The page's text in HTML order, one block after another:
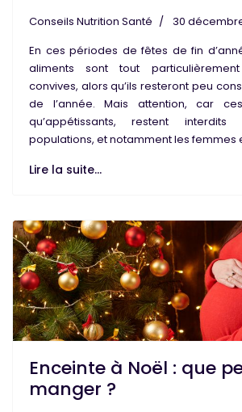
Conseils Nutrition Santé
30
En ces périodes de fêtes de fin
aliments sont tout
convives, alors qu’ils resteront peu
de l’année. Mais attention, car
qu’appétissants, restent
populations, et notammentles femmes
Lire la suite...
Enceinte à Noël : que
manger ?